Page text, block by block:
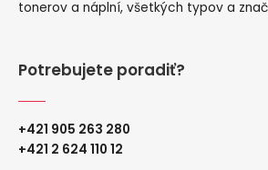
tonerov a náplní, všetkých typov a
Potrebujete poradiť?
+421 905 263 280
+421 2 624 110 12